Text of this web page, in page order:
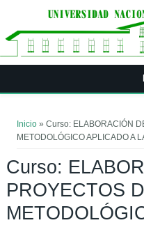
Inicio » Curso: ELABORACIÓN
METODOLÓGICO APLICADO A
Curso:
PROYECTOS